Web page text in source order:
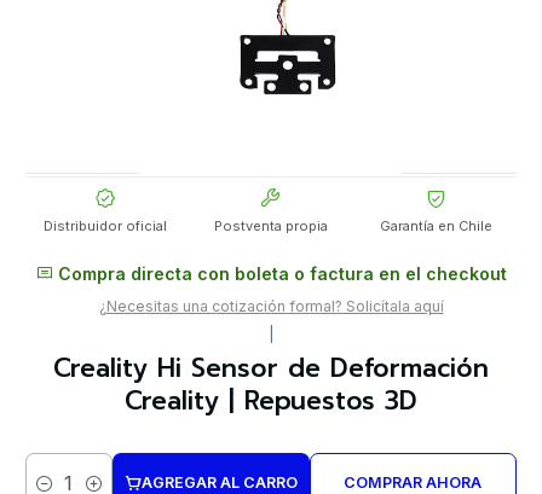
Distribuidor oficial Postventa propia Garantía en Chile
Compra directa con boleta o factura en el checkout
¿Necesitas una cotización formal? Solicítala aquí
Creality Hi Sensor de Deformación
Creality | Repuestos 3D
AGREGAR AL CARRO COMPRAR AHORA